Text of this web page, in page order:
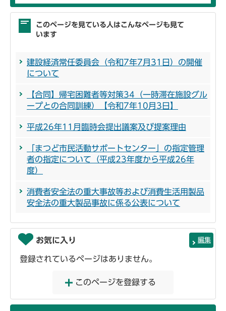
このページを見ている人はこんなページも見て
います
建設経済常任委員会（令和7年7月31日）の開催
について
【合同】帰宅困難者等対策34（一時滞在施設グル
ープとの合同訓練）【令和7年10月3日】
平成26年11月臨時会提出議案及び提案理由
「まつど市民活動サポートセンター」の指定管理
者の指定について（平成23年度から平成26年
度）
消費者安全法の重大事故等および消費生活用製品
安全法の重大製品事故に係る公表について
お気に入り 編集
登録されているページはありません。
このページを登録する